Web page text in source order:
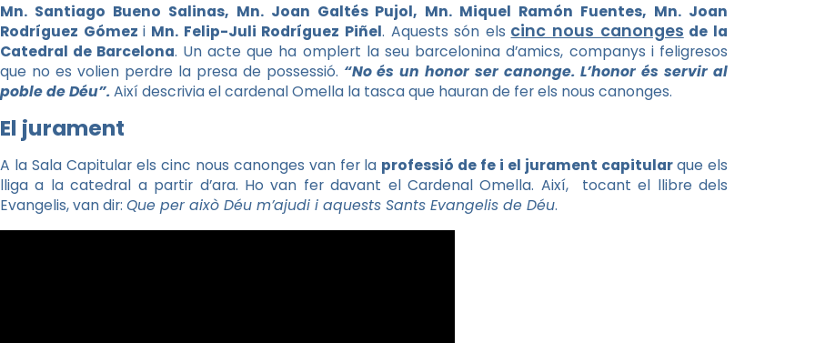
Mn. Santiago Bueno Salinas, Mn. Joan Galtés Pujol, Mn. Miquel Ramón Fuentes, Mn. Joan
Rodríguez Gómezi Mn. Felip-Juli Rodríguez Piñel. Aquests són els cinc nous canonges de la
Catedral de Barcelona. Un acte que ha omplert la seu barcelonina d’amics, companys i feligresos
que no es volien perdre la presa de possessió. “No és un honor ser canonge. L’honor és servir al
poble de Déu”.Així descrivia el cardenal Omella la tasca que hauran de fer els nous canonges.
El jurament
A la Sala Capitular els cinc nous canonges van fer la professió de fe i el jurament capitularque els
lliga a la catedral a partir d’ara. Ho van fer davant el Cardenal Omella. Així, tocant el llibre dels
Evangelis, van dir: Que per això Déu m’ajudi i aquests Sants Evangelis de Déu.